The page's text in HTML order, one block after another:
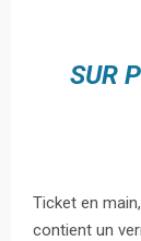
SUR
Ticket en
contient un